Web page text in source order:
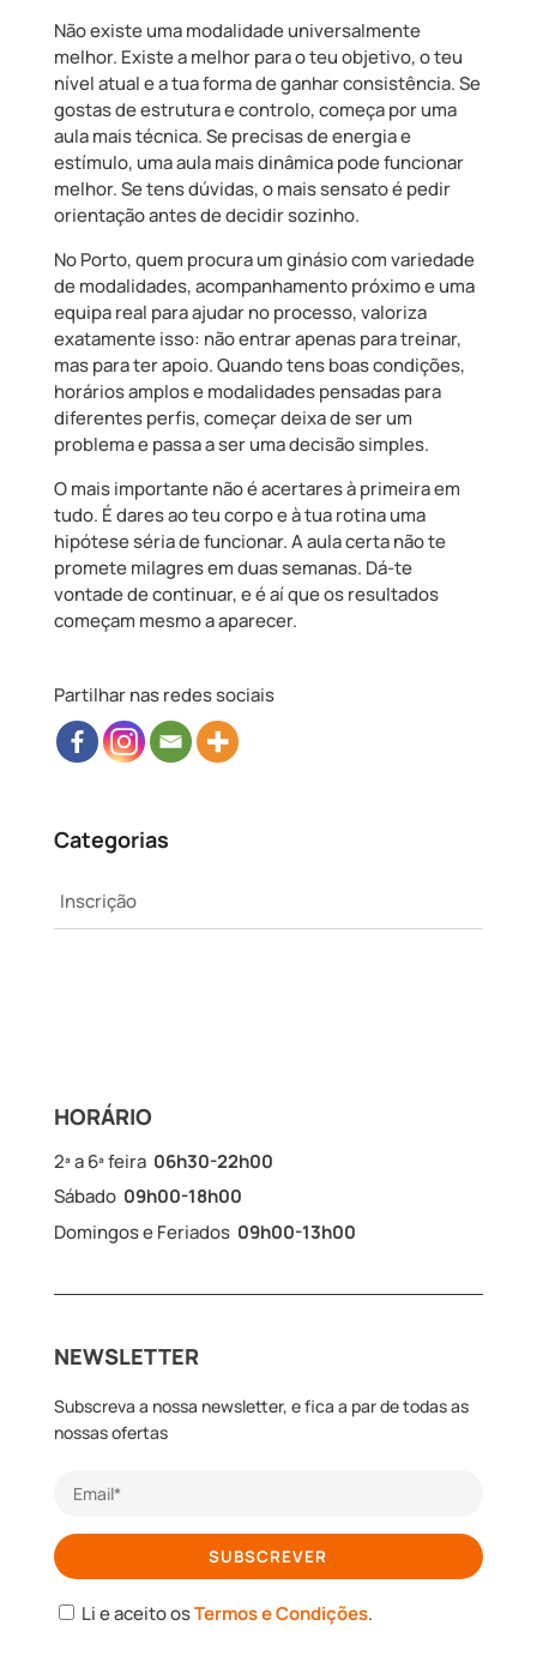
Não existe uma modalidade universalmente
melhor. Existe a melhor para o teu objetivo, o teu
nível atual e a tua forma de ganhar consistência. Se
gostas de estrutura e controlo, começa por uma
aula mais técnica. Se precisas de energia e
estímulo, uma aula mais dinâmica pode funcionar
melhor. Se tens dúvidas, o mais sensato é pedir
orientação antes de decidir sozinho.
No Porto, quem procura um ginásio com variedade
de modalidades, acompanhamento próximo e uma
equipa real para ajudar no processo, valoriza
exatamente isso: não entrar apenas para treinar,
mas para ter apoio. Quando tens boas condições,
horários amplos e modalidades pensadas para
diferentes perfis, começar deixa de ser um
problema e passa a ser uma decisão simples.
O mais importante não é acertares à primeira em
tudo. É dares ao teu corpo e à tua rotina uma
hipótese séria de funcionar. A aula certa não te
promete milagres em duas semanas. Dá-te
vontade de continuar, e é aí que os resultados
começam mesmo a aparecer.
Partilhar nas redes sociais
Categorias
Inscrição
HORÁRIO
2ª a 6ª feira 06h30-22h00
Sábado 09h00-18h00
Domingos e Feriados 09h00-13h00
NEWSLETTER
Subscreva a nossa newsletter, e fica a par de todas as
nossas ofertas
Li e aceito osTermos e Condições.